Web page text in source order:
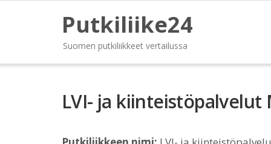
Putkiliike24
Suomen putkiliikkeet vertailussa
LVI- ja kiinteistöpalvelut